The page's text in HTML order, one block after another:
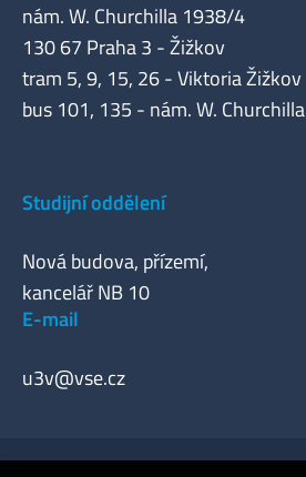
nám. W. Churchilla 1938/4
130 67 Praha 3 - Žižkov
tram 5, 9, 15, 26 - Viktoria Žižkov
bus 101, 135 - nám. W. Churchilla
Studijní oddělení
Nová budova, přízemí,
kancelář NB 10
E-mail
u3v@vse.cz